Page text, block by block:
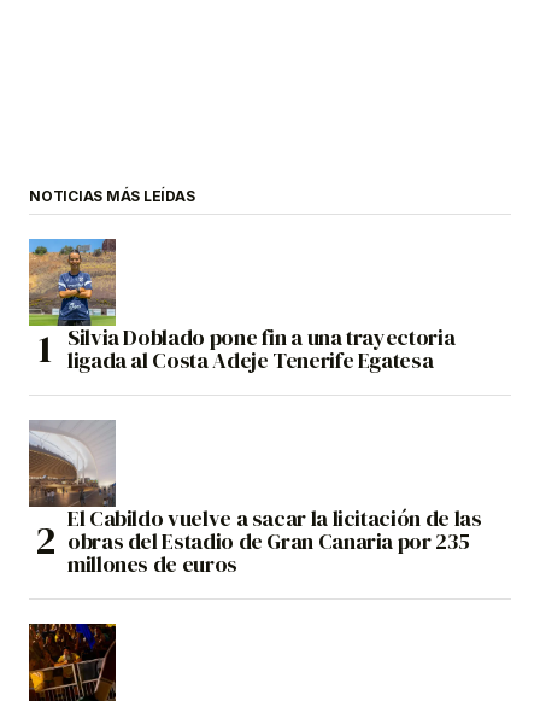
NOTICIAS MÁS LEÍDAS
Silvia Doblado pone fin a una trayectoria
ligada al Costa Adeje Tenerife Egatesa
El Cabildo vuelve a sacar la licitación de las
obras del Estadio de Gran Canaria por 235
millones de euros